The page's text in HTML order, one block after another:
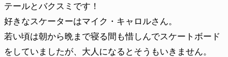
テールとバクスミです！
好きなスケーターはマイク・キャロルさん。
若い頃は朝から晩まで寝る間も惜しんでスケートボード
をしていましたが、大人になるとそうもいきません。